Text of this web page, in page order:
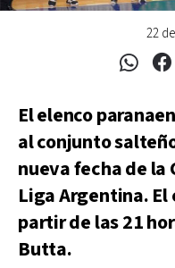
22
El elenco
al conjunto
nueva fecha de la
Liga Argentina.
partir de las 21
Butta.